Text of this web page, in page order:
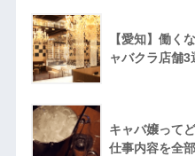
【愛知】働く
ャバクラ店舗3
キャバ嬢って
仕事内容を全